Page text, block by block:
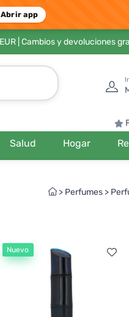
Abrir app
| Cambios y devoluciones
Salud Hogar
> Perfumes >
Nuevo